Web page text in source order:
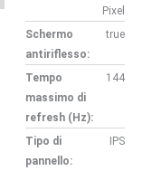
Pixel
Schermo
antiriflesso:
true
Tempo
massimo di
refresh (Hz):
144
Tipo di
pannello:
IPS